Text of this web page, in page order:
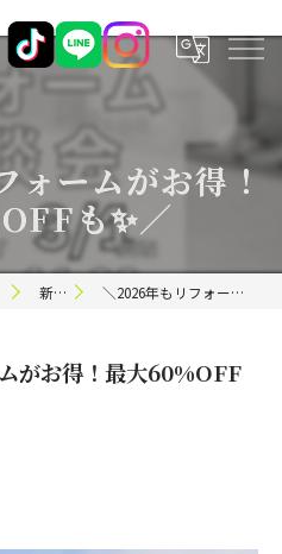
ォームがお得！
も✨／
新着情報 ＼2026年もリフォームがお得！最大60%OFFも✨／
がお得！最大60%OFF